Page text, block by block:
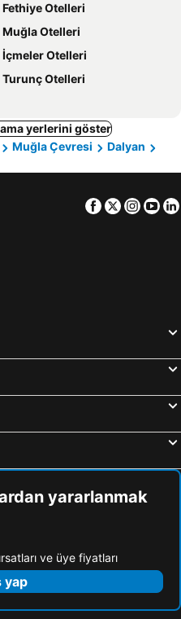
Fethiye Otelleri
Muğla Otelleri
İçmeler Otelleri
Turunç Otelleri
yerlerini göster
Muğla Çevresi
Dalyan
Facebook
Twitter
yararlanmak
ve üye fiyatları
yap